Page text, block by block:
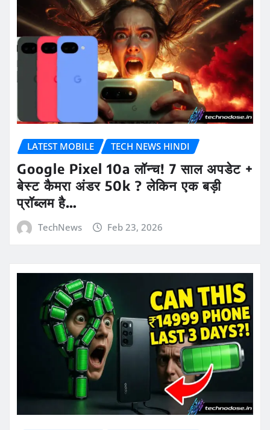
LATEST MOBILE TECH NEWS HINDI
Google Pixel 10a लॉन्च! 7 साल अपडेट +
बेस्ट कैमरा अंडर 50k ? लेकिन एक बड़ी
प्रॉब्लम है…
TechNews Feb 23, 2026